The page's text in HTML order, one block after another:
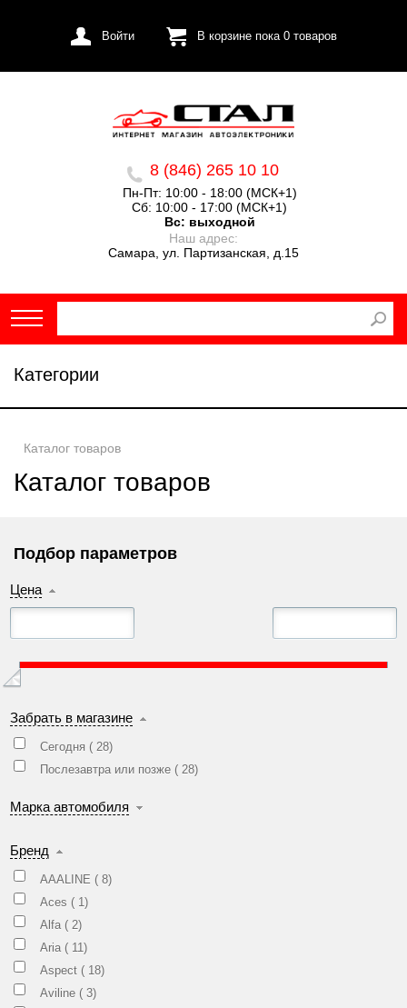
Войти В корзине пока 0товаров
8 (846) 265 10 10
Пн-Пт: 10:00 - 18:00 (МСК+1)
Сб: 10:00 - 17:00 (МСК+1)
Вс: выходной
Наш адрес:
Самара, ул. Партизанская, д.15
Категории
Каталог товаров
Каталог товаров
Подбор параметров
Цена
Забрать в магазине
Сегодня ( 28)
Послезавтра или позже ( 28)
Марка автомобиля
Бренд
AAALINE ( 8)
Aces ( 1)
Alfa ( 2)
Aria ( 11)
Aspect ( 18)
Aviline ( 3)